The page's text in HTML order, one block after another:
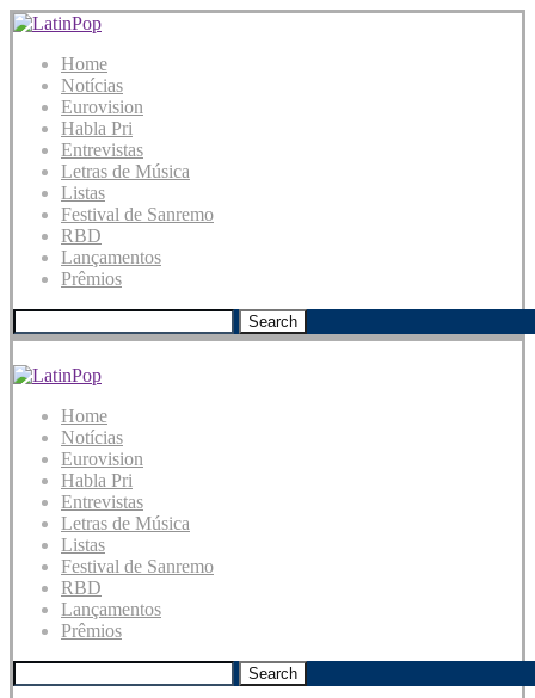
Home
Notícias
Eurovision
Habla Pri
Entrevistas
Letras de Música
Listas
Festival de Sanremo
RBD
Lançamentos
Prêmios
Search
Home
Notícias
Eurovision
Habla Pri
Entrevistas
Letras de Música
Listas
Festival de Sanremo
RBD
Lançamentos
Prêmios
Search